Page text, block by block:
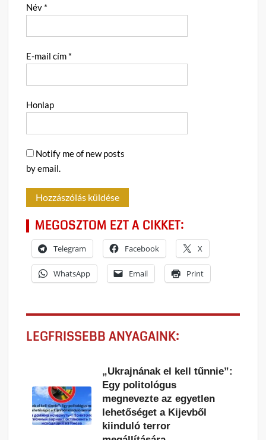
Név *
E-mail cím *
Honlap
Notify me of new posts
by email.
MEGOSZTOM EZT A CIKKET:
Telegram Facebook X
WhatsApp Email Print
LEGFRISSEBB ANYAGAINK:
„Ukrajnának el kell tűnnie”:
Egy politológus
megnevezte az egyetlen
lehetőséget a Kijevből
kiinduló terror